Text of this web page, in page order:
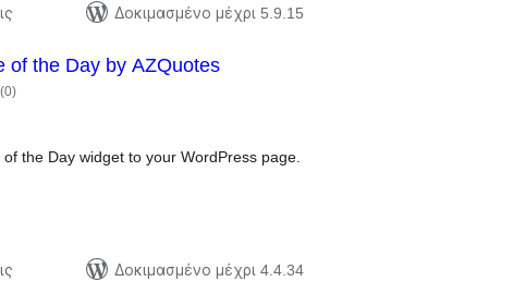
Δοκιμασμένο μέχρι 5.9.15
of the Day by AZQuotes
(0αξιολογήσεις
σύνολο
)
the Day widget to your WordPress page.
Δοκιμασμένο μέχρι 4.4.34